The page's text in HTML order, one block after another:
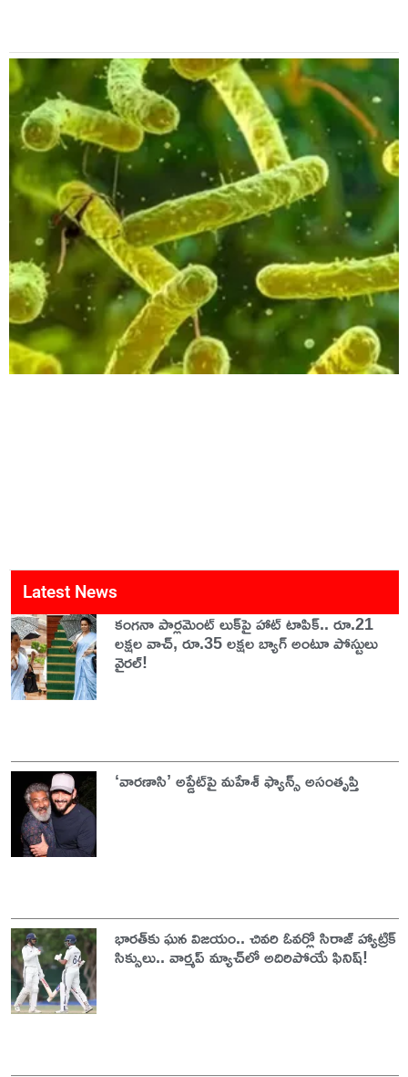
Latest News
కంగనా పార్లమెంట్ లుక్‌పై హాట్ టాపిక్.. రూ.21
లక్షల వాచ్, రూ.35 లక్షల బ్యాగ్ అంటూ పోస్టులు
వైరల్!
‘వారణాసి’ అప్డేట్‌పై మహేశ్ ఫ్యాన్స్ అసంతృప్తి
భారత్‌కు ఘన విజయం.. చివరి ఓవర్లో సిరాజ్ హ్యాట్రిక్
సిక్సులు.. వార్మప్ మ్యాచ్‌లో అదిరిపోయే ఫినిష్!